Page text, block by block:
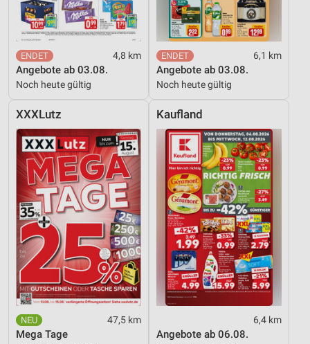
4,8 km
Angebote ab 03.08.
Noch heute gültig
6,1 km
Angebote ab 03.08.
Noch heute gültig
XXXLutz
47,5 km
Mega Tage
Kaufland
6,4 km
Angebote ab 06.08.